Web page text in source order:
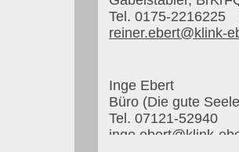
Tel. 0175-2216225
reiner.ebert@klink-
Inge Ebert
Büro (Die gute
Tel. 07121-52940
inge.ebert@klink-